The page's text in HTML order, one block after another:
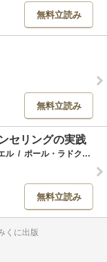
無料立読み
無料立読み
セリングの実践
ル / ポール・ラドクリフ
無料立読み
くに出版